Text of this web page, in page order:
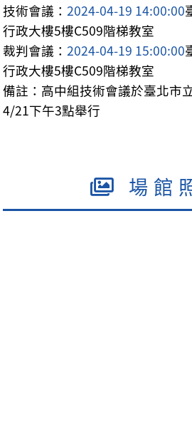
技術會議： 2024-04-19 14:00:00
行政大樓5樓C509階梯教室
裁判會議： 2024-04-19 15:00:00
行政大樓5樓C509階梯教室
備註：高中組技術會議於臺北市
4/21下午3點舉行
場館